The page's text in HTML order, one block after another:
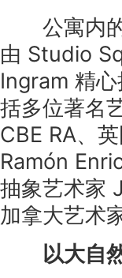
公寓内的
由 Studio
Ingram 精
括多位著名
CBE RA、
Ramón
抽象艺术家
加拿大艺术
以大自